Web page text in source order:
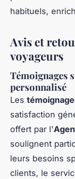
habituels,
Avis et
voyageurs
Témoignages
personnalisé
Les
satisfaction
offert par l'
soulignent
leurs besoins
clients, le